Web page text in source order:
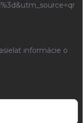
informácie o